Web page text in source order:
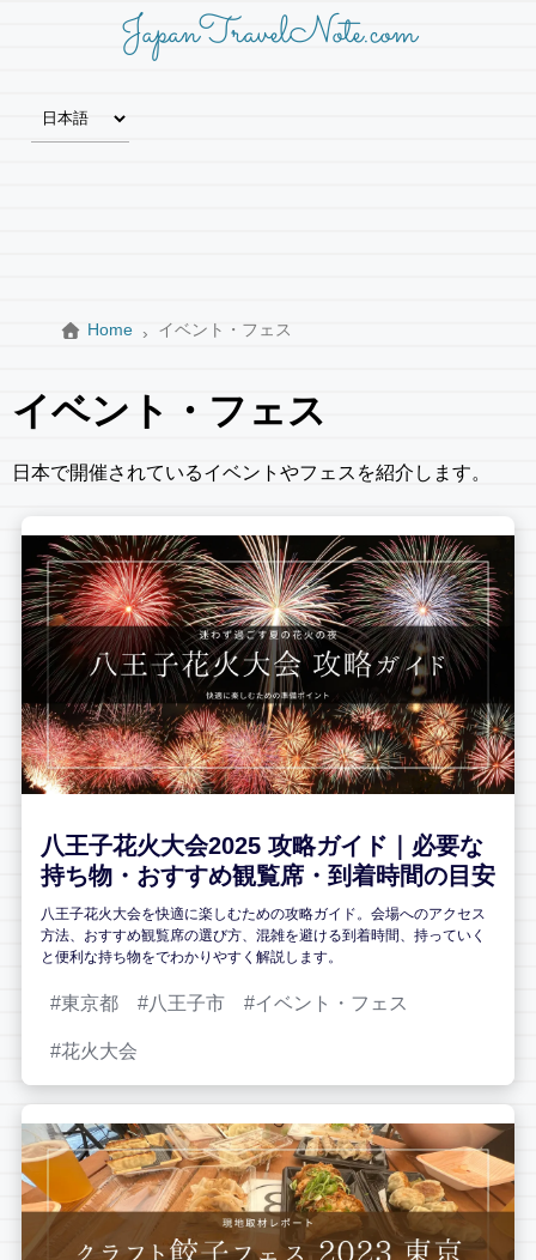
JapanTravelNote.com
Home イベント・フェス
イベント・フェス
日本で開催されているイベントやフェスを紹介します。
八王子花火大会2025 攻略ガイド｜必要な
持ち物・おすすめ観覧席・到着時間の目安
八王子花火大会を快適に楽しむための攻略ガイド。会場へのアクセス
方法、おすすめ観覧席の選び方、混雑を避ける到着時間、持っていく
と便利な持ち物をでわかりやすく解説します。
東京都 八王子市 イベント・フェス
花火大会